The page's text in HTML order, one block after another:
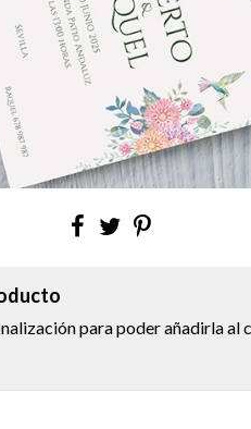
para poder añadirla al